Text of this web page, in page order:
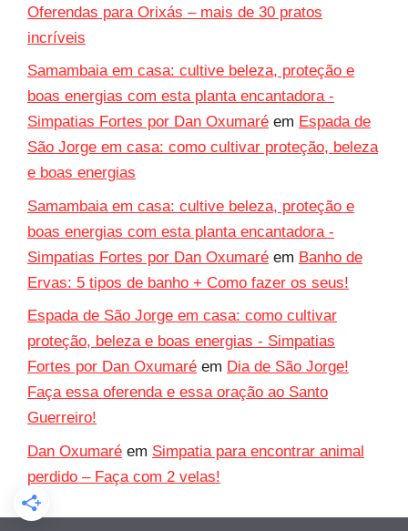
Oferendas para Orixás – mais de 30 pratos
incríveis
Samambaia em casa: cultive beleza, proteção e
boas energias com esta planta encantadora -
Simpatias Fortes por Dan Oxumaré em Espada de
São Jorge em casa: como cultivar proteção, beleza
e boas energias
Samambaia em casa: cultive beleza, proteção e
boas energias com esta planta encantadora -
Simpatias Fortes por Dan Oxumaré em Banho de
Ervas: 5 tipos de banho + Como fazer os seus!
Espada de São Jorge em casa: como cultivar
proteção, beleza e boas energias - Simpatias
Fortes por Dan Oxumaré em Dia de São Jorge!
Faça essa oferenda e essa oração ao Santo
Guerreiro!
Dan Oxumaré em Simpatia para encontrar animal
perdido – Faça com 2 velas!